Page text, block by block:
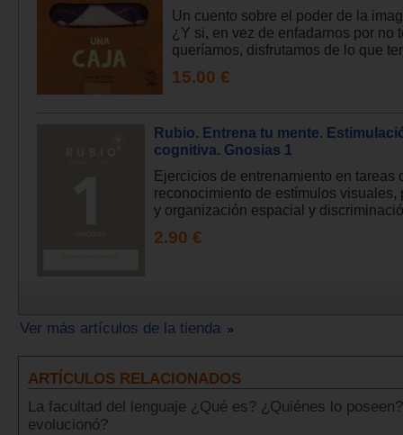
Un cuento sobre el poder de la
¿Y si, en vez de enfadarnos por no
queríamos, disfrutamos de lo que
15.00 €
Rubio. Entrena tu mente.
cognitiva. Gnosias 1
Ejercicios de entrenamiento en tareas
reconocimiento de estímulos visuales,
y organización espacial y
2.90 €
Ver más artículos de la tienda
ARTÍCULOS RELACIONADOS
La facultad del lenguaje ¿Qué es? ¿Quiénes lo
evolucionó?